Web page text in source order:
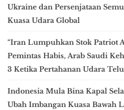
Ukraine dan Persenjataan
Kuasa Udara Global
“Iran Lumpuhkan Stok Patriot
Pemintas Habis, Arab Saudi
3 Ketika Pertahanan Udara
Indonesia Mula Bina Kapal
Ubah Imbangan Kuasa Bawah